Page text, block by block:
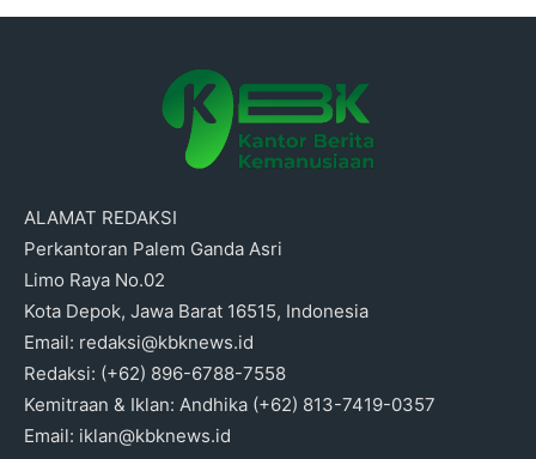
ALAMAT REDAKSI
Perkantoran Palem Ganda Asri
Limo Raya No.02
Kota Depok, Jawa Barat 16515, Indonesia
Email: redaksi@kbknews.id
Redaksi: (+62) 896-6788-7558
Kemitraan & Iklan: Andhika (+62) 813-7419-0357
Email: iklan@kbknews.id